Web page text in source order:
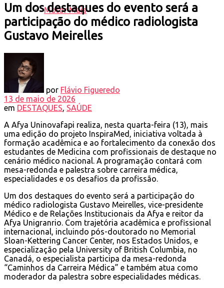
Motor Mais
Um dos destaques do evento será a
participação do médico radiologista
Gustavo Meirelles
por Flávio Figueredo
13 de maio de 2026
em DESTAQUES, SAÚDE
A Afya Uninovafapi realiza, nesta quarta-feira (13), mais
uma edição do projeto InspiraMed, iniciativa voltada à
formação acadêmica e ao fortalecimento da conexão dos
estudantes de Medicina com profissionais de destaque no
cenário médico nacional. A programação contará com
mesa-redonda e palestra sobre carreira médica,
especialidades e os desafios da profissão.
Um dos destaques do evento será a participação do
médico radiologista Gustavo Meirelles, vice-presidente
Médico e de Relações Institucionais da Afya e reitor da
Afya Unigranrio. Com trajetória acadêmica e profissional
internacional, incluindo pós-doutorado no Memorial
Sloan-Kettering Cancer Center, nos Estados Unidos, e
especialização pela University of British Columbia, no
Canadá, o especialista participa da mesa-redonda
“Caminhos da Carreira Médica” e também atua como
moderador da palestra sobre especialidades médicas.